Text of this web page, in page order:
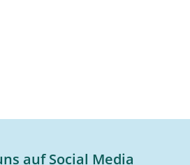
auf Social Media